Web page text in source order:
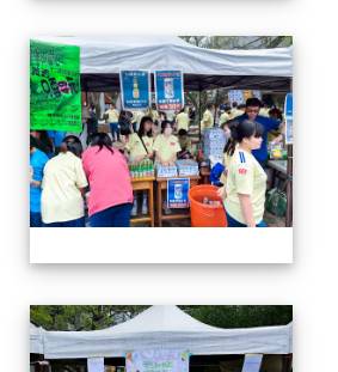
114-
114-